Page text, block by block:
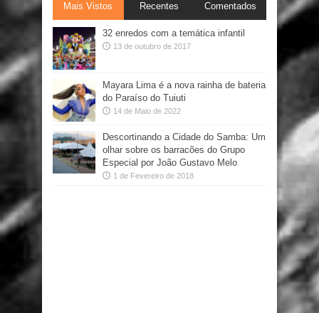
Mais Vistos Recentes Comentados
32 enredos com a temática infantil
13 de outubro de 2017
Mayara Lima é a nova rainha de bateria
do Paraíso do Tuiuti
14 de Maio de 2022
Descortinando a Cidade do Samba: Um
olhar sobre os barracões do Grupo
Especial por João Gustavo Melo
1 de Fevereiro de 2018